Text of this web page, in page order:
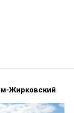
Жирковский